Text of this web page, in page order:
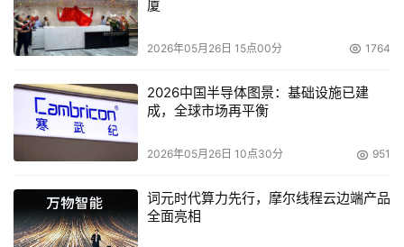
叠加及备份。SINFOR M5100具有强大的VPN功能，支持各
种Internet接入方式。
设备内置WebAgent动态IP寻址机制，双寻址方式保证了寻
址的稳定性。SINFOR M5100采用了改进的IPSec协议，在
确保VPN隧道安全的同时，进一步提高了数据传输的效率。
同时集成了LZO高速流压缩算法，对常见的应用(如文件传
SINFOR M5100网关集成了高强度的加密算法，并可以进一
步通过软件或硬件卡的形式进行加密算法的扩展，保证了数
厦
2026年05月26日 15点00分 1764
2026中国半导体图景：基础设施已建
成，全球市场再平衡
2026年05月26日 10点30分 951
词元时代算力先行，摩尔线程云边端产品
全面亮相